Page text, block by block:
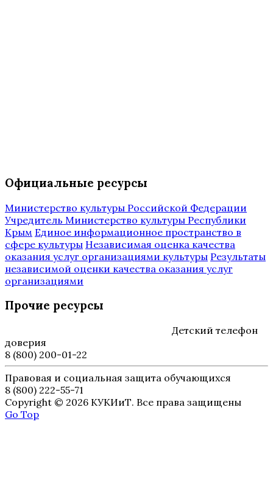
Официальные ресурсы
Министерство культуры Российской Федерации
Учредитель Министерство культуры Республики
Крым Единое информационное пространство в
сфере культуры Независимая оценка качества
оказания услуг организациями культуры Результаты
независимой оценки качества оказания услуг
организациями
Прочие ресурсы
Детский телефон
доверия
8 (800) 200-01-22
Правовая и социальная защита обучающихся
8 (800) 222-55-71
Copyright © 2026 КУКИиТ. Все права защищены
Go Top